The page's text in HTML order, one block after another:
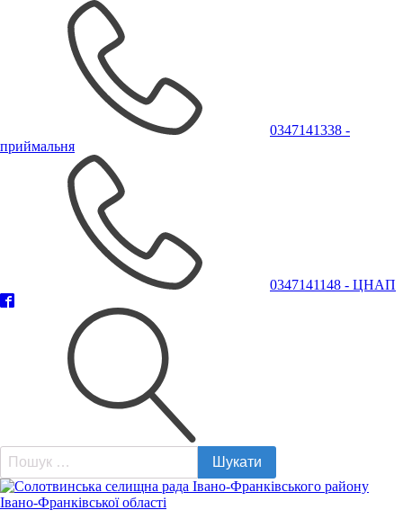
0347141338 -
приймальня
0347141148 - ЦНАП
Пошук: